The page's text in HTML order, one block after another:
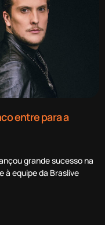
entre para a
grande sucesso na
à equipe da Braslive